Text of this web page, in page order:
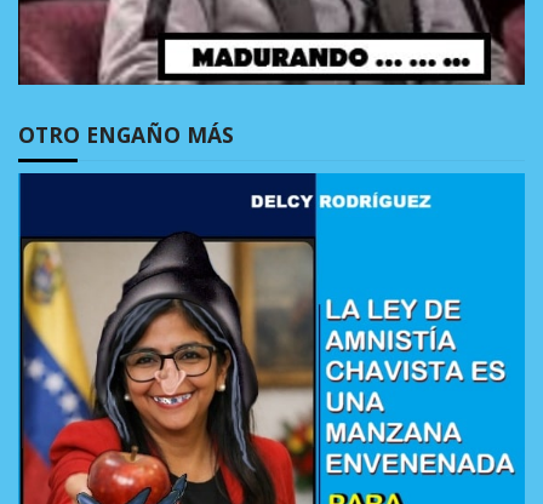
OTRO ENGAÑO MÁS